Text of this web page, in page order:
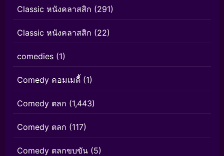
Classic หนังคลาสสิก (291)
Classic หนังคลาสสิก (22)
comedies (1)
Comedy คอมเมดี้ (1)
Comedy ตลก (1,443)
Comedy ตลก (117)
Comedy ตลกขบขัน (5)